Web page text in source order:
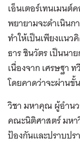
เอ็นเตอร์เทนเมน
พยายามจะดำเนินก
ทำให้เป็นเพียงแนว
ธาร ชินวัตร เป็นนา
เนื่องจาก เศรษฐา
โดยคาดว่าจะผ่านขั้
วิชา มหาคุณ ผู้อำน
คณะนิติศาสตร์ มหา
ป้องกันและปราบป